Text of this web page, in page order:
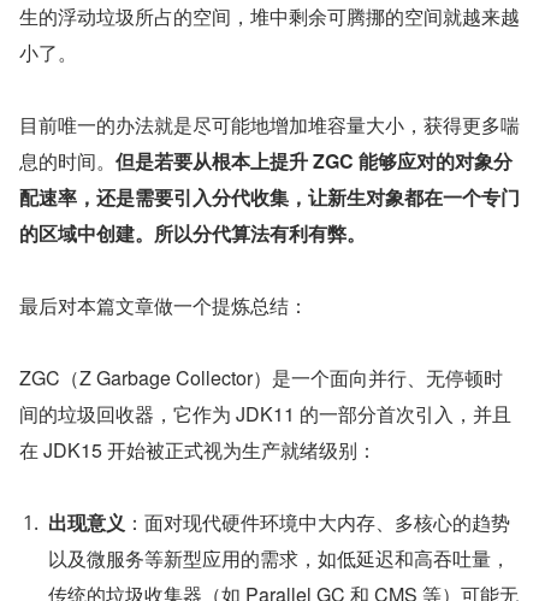
生的浮动垃圾所占的空间，堆中剩余可腾挪的空间就越来越
小了。
目前唯一的办法就是尽可能地增加堆容量大小，获得更多喘
息的时间。 但是若要从根本上提升 ZGC 能够应对的对象分
配速率，还是需要引入分代收集，让新生对象都在一个专门
的区域中创建。所以分代算法有利有弊。
最后对本篇文章做一个提炼总结：
ZGC（Z Garbage Collector）是一个面向并行、无停顿时
间的垃圾回收器，它作为 JDK11 的一部分首次引入，并且
在 JDK15 开始被正式视为生产就绪级别：
出现意义 ：面对现代硬件环境中大内存、多核心的趋势
以及微服务等新型应用的需求，如低延迟和高吞吐量，
传统的垃圾收集器（如 Parallel GC 和 CMS 等）可能无